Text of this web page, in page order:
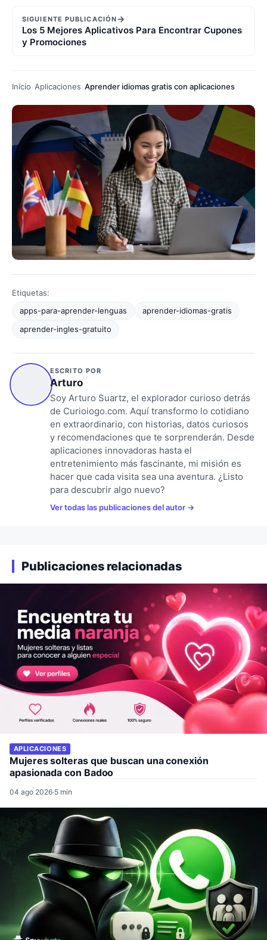
SIGUIENTE PUBLICACIÓN→
Los 5 Mejores Aplicativos Para Encontrar Cupones
y Promociones
Início Aplicaciones Aprender idiomas gratis con aplicaciones
Etiquetas:
apps-para-aprender-lenguas
aprender-idiomas-gratis
aprender-ingles-gratuito
ESCRITO POR
Arturo
Soy Arturo Suartz, el explorador curioso detrás
de Curioiogo.com. Aquí transformo lo cotidiano
en extraordinario, con historias, datos curiosos
y recomendaciones que te sorprenderán. Desde
aplicaciones innovadoras hasta el
entretenimiento más fascinante, mi misión es
hacer que cada visita sea una aventura. ¿Listo
para descubrir algo nuevo?
Ver todas las publicaciones del autor
Publicaciones relacionadas
APLICACIONES
Mujeres solteras que buscan una conexión
apasionada con Badoo
04 ago 2026·5 min